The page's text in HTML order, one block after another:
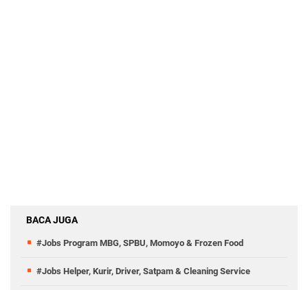
BACA JUGA
#Jobs Program MBG, SPBU, Momoyo & Frozen Food
#Jobs Helper, Kurir, Driver, Satpam & Cleaning Service